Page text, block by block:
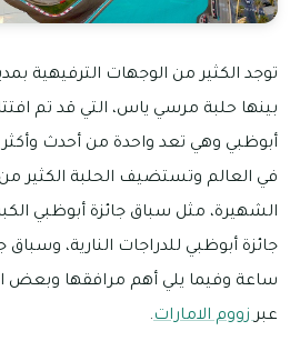
توجد الكثير من الوجهات الترفيهية
أبوظبي وهي تعد واحدة من أحدث
في العالم وتستضيف الحلبة الكثير
ساعة وفيما يلي أهم مرافقها وبعض
عبرزووم الامارات.